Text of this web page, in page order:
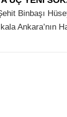
Binbaşı
kala Ankara’nın